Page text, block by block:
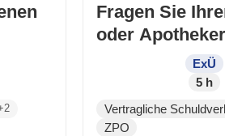
Fragen Sie
oder
ExÜ
5 h
Vertragliche
ZPO